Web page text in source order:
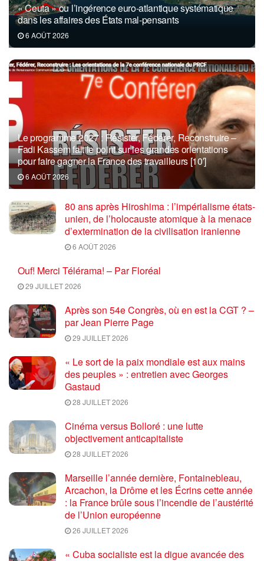
« Ceuta » ou l’ingérence euro-atlantique systématique
dans les affaires des États mal-pensants
6 AOÛT 2026
Le programme 2027 : Résister, Fédérer, Reconstruire –
Fadi Kassem fait le point sur les grandes orientations
pour faire gagner la France des travailleurs [10′]
6 AOÛT 2026
80 ans après Hiroshima : l’impérialisme états-
unien, de l’holocauste atomique à la menace
d’extermination de la civilisation iranienne
6 AOÛT 2026
Ouf! Merci Télérama! – Par Floréal
29 JUILLET 2026
Après son 54e Congrès, où en est la CGT ? –
par Jean Pierre Page
29 JUILLET 2026
« Le sort de la paix mondiale est aux mains
des peuples » : entretien avec Georges
Gastaud
28 JUILLET 2026
Cinéma versus Bolloré : une lutte
objectivement anticapitaliste
28 JUILLET 2026
Marseille l’année dernière, Fontainebleau,
Arcachon, la Drôme et les Écrins cette année
: la France brûle sous l’incendie de l’austérité
de l’Union européenne
26 JUILLET 2026
« Cuba socialiste est la digue avancée des